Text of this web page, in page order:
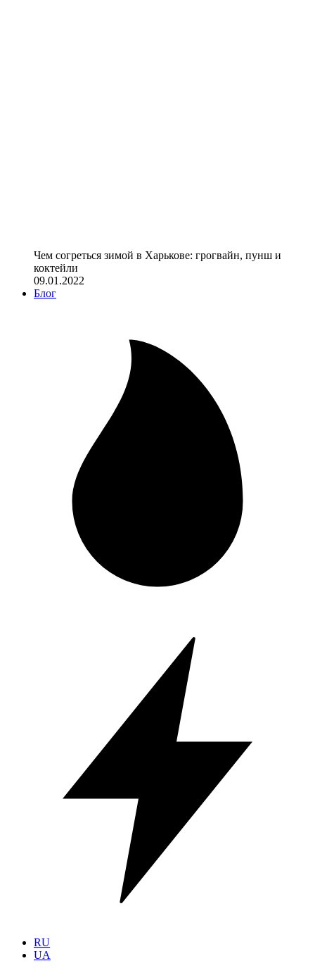
Чем согреться зимой в Харькове: грогвайн, пунш и
коктейли
09.01.2022
Блог
RU
UA